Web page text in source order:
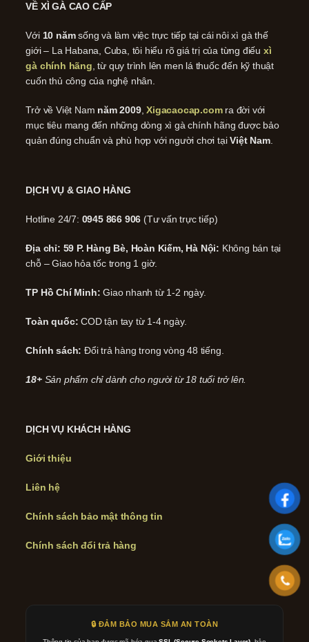
VỀ XÌ GÀ CAO CẤP
Với 10 nămsống và làm việc trực tiếp tại cái nôi xì gà thế
giới – La Habana, Cuba, tôi hiểu rõ giá trị của từng điếu xì
gà chính hãng, từ quy trình lên men lá thuốc đến kỹ thuật
cuốn thủ công của nghệ nhân.
Trở về Việt Nam năm 2009,Xigacaocap.comra đời với
mục tiêu mang đến những dòng xì gà chính hãng được bảo
quản đúng chuẩn và phù hợp với người chơi tạiViệt Nam.
DỊCH VỤ & GIAO HÀNG
Hotline 24/7: 0945 866 906 (Tư vấn trực tiếp)
Địa chỉ: 59 P. Hàng Bè, Hoàn Kiếm, Hà Nội: Không bán tại
chỗ – Giao hỏa tốc trong 1 giờ.
TP Hồ Chí Minh: Giao nhanh từ 1-2 ngày.
Toàn quốc: COD tận tay từ 1-4 ngày.
Chính sách: Đổi trả hàng trong vòng 48 tiếng.
18+ Sản phẩm chỉ dành cho người từ 18 tuổi trở lên.
DỊCH VỤ KHÁCH HÀNG
Giới thiệu
Liên hệ
Chính sách bảo mật thông tin
Chính sách đổi trả hàng
🔒 ĐẢM BẢO MUA SẮM AN TOÀN